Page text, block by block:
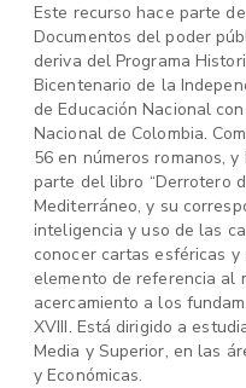
Este recurso hace parte
Documentos del poder
deriva del Programa
Bicentenario de la
de Educación Nacional
Nacional de Colombia.
56 en números romanos,
parte del libro “Derrotero
Mediterráneo, y su
inteligencia y uso de las
conocer cartas esféricas
elemento de referencia al
acercamiento a los
XVIII. Está dirigido a
Media y Superior, en las
y Económicas.